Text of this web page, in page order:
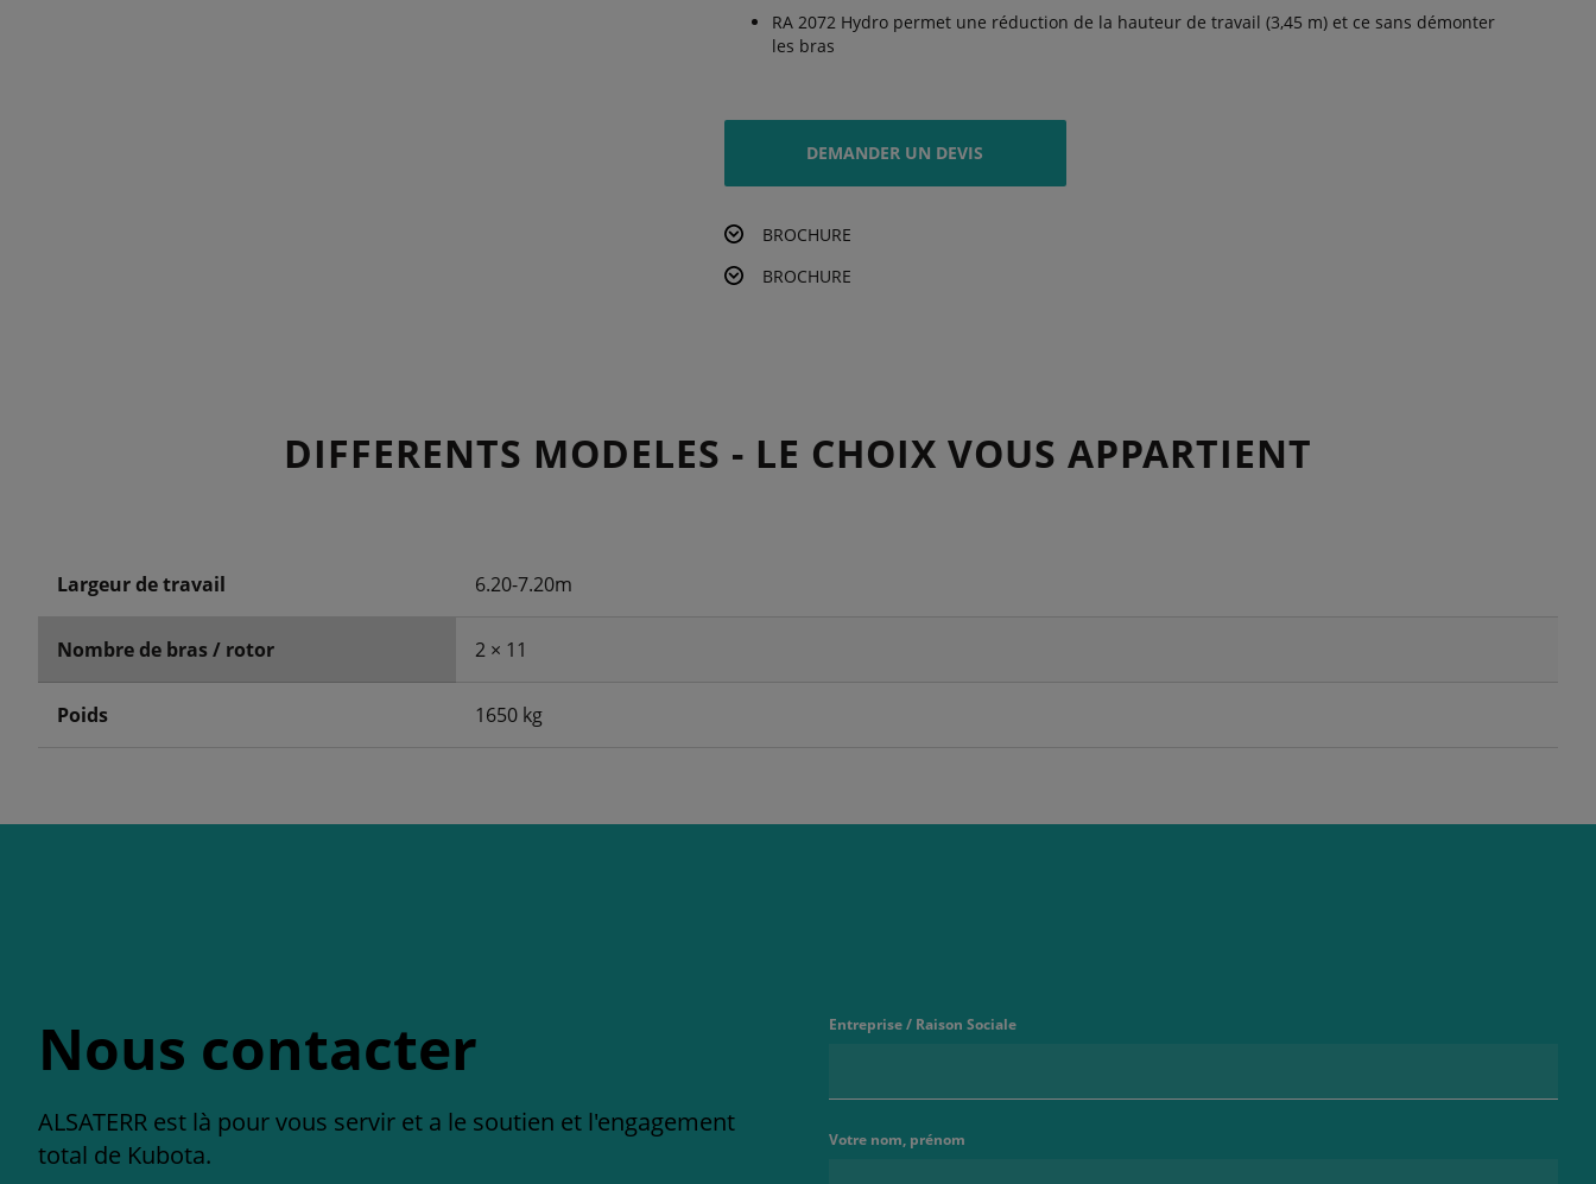
RA 2072 Hydro permet une réduction de la hauteur de travail (3,45 m) et ce sans démonter
les bras
DEMANDER UN DEVIS
BROCHURE
BROCHURE
DIFFERENTS MODELES - LE CHOIX VOUS APPARTIENT
Largeur de travail 6.20-7.20m
Nombre de bras / rotor 2 × 11
Poids 1650 kg
Nous contacter
ALSATERR est là pour vous servir et a le soutien et l'engagement
total de Kubota.
Entreprise / Raison Sociale
Votre nom, prénom